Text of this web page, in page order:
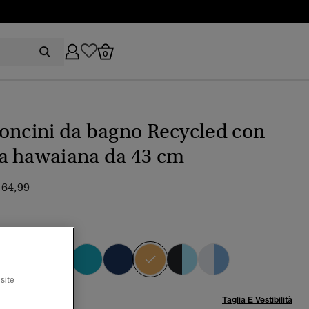
0
da bagno Recycled con
hawaiana da 43 cm
ridotto da
a
golden yellow
selezionato
Taglia E Vestibilità